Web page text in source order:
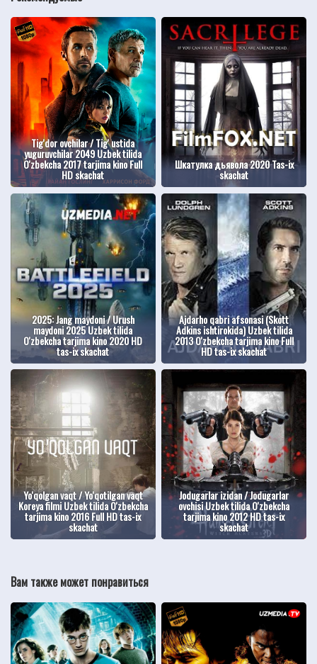
Tig'dor ovchilar / Tig' ustida
yuguruvchilar 2049 Uzbek tilida
O'zbekcha 2017 tarjima kino Full
HD skachat
Шкатулка дьявола 2020 Tas-ix
skachat
2025: Jang maydoni / Urush
maydoni 2025 Uzbek tilida
O'zbekcha tarjima kino 2020 HD
tas-ix skachat
Ajdarho qabri afsonasi (Skott
Adkins ishtirokida) Uzbek tilida
2013 O'zbekcha tarjima kino Full
HD tas-ix skachat
Yo'qolgan vaqt / Yo'qotilgan vaqt
Koreya filmi Uzbek tilida O'zbekcha
tarjima kino 2016 Full HD tas-ix
skachat
Jodugarlar izidan / Jodugarlar
ovchisi Uzbek tilida O'zbekcha
tarjima kino 2012 HD tas-ix
skachat
Вам также может понравиться